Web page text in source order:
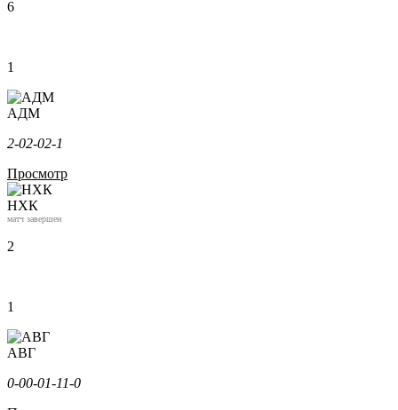
6
1
АДМ
2-02-02-1
Просмотр
НХК
матч завершен
2
1
АВГ
0-00-01-11-0